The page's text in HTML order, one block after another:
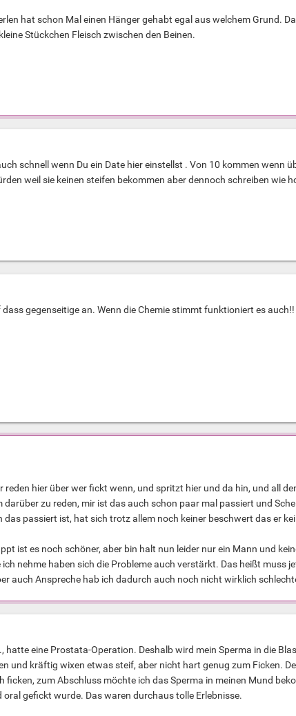
hat schon Mal einen Hänger gehabt egal aus welchem Grund.
Stückchen Fleisch zwischen den Beinen.
schnell wenn Du ein Date hier einstellst . Von 10 kommen wenn
weil sie keinen steifen bekommen aber dennoch schreiben wie
gegenseitige an. Wenn die Chemie stimmt funktioniert es auch!!
reden hier über wer fickt wenn, und spritzt hier und da hin, und all
darüber zu reden, mir ist das auch schon paar mal passiert und
das passiert ist, hat sich trotz allem noch keiner beschwert das er
ist es noch schöner, aber bin halt nun leider nur ein Mann und
nehme haben sich die Probleme auch verstärkt. Das heißt muss
auch Anspreche hab ich dadurch auch noch nicht wirklich
hatte eine Prostata-Operation. Deshalb wird mein Sperma in die
und kräftig wixen etwas steif, aber nicht hart genug zum Ficken.
ficken, zum Abschluss möchte ich das Sperma in meinen Mund
oral gefickt wurde. Das waren durchaus tolle Erlebnisse.